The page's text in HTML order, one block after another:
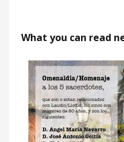
What you can read